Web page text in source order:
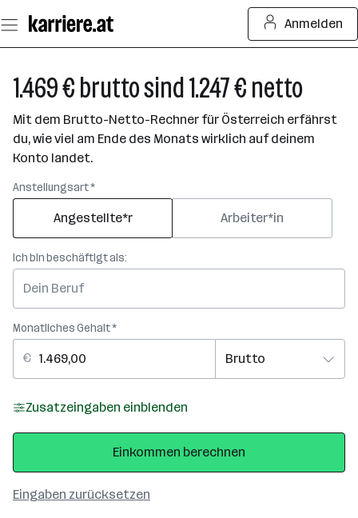
Seiteninhalt
springen
Anmelden
1.469 € brutto sind 1.247 € netto
Mit dem Brutto-Netto-Rechner für Österreich erfährst
du, wie viel am Ende des Monats wirklich auf deinem
Konto landet.
Anstellungsart *
Angestellte*r Arbeiter*in
Ich bin beschäftigt als:
Monatliches Gehalt *
Zusatzeingaben einblenden
Eingaben zurücksetzen
Einkommen berechnen